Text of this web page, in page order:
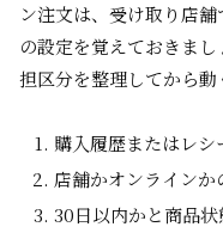
ン注文は、受け取り店
の設定を覚えておきま
担区分を整理してから動
購入履歴またはレシ
店舗かオンラインか
30日以内かと商品